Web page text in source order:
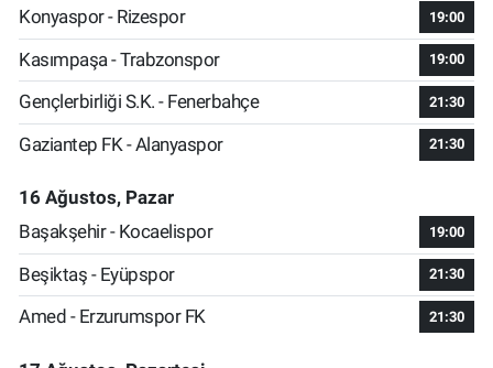
Konyaspor - Rizespor
19:00
Kasımpaşa - Trabzonspor 19:00
Gençlerbirliği S.K. - Fenerbahçe 21:30
Gaziantep FK - Alanyaspor 21:30
16 Ağustos, Pazar
Başakşehir - Kocaelispor
19:00
Beşiktaş - Eyüpspor 21:30
Amed - Erzurumspor FK 21:30